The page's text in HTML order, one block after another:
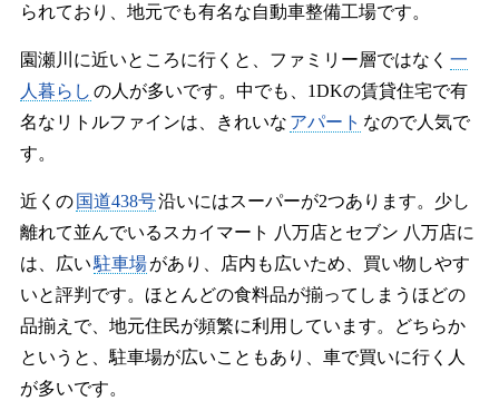
られており、地元でも有名な自動車整備工場です。
園瀬川に近いところに行くと、ファミリー層ではなく 一
人暮らし の人が多いです。中でも、1DKの賃貸住宅で有
名なリトルファインは、きれいな アパート なので人気で
す。
近くの 国道438号沿いにはスーパーが2つあります。少し
離れて並んでいるスカイマート 八万店とセブン 八万店に
は、広い駐車場があり、店内も広いため、買い物しやす
いと評判です。ほとんどの食料品が揃ってしまうほどの
品揃えで、地元住民が頻繁に利用しています。どちらか
というと、駐車場が広いこともあり、車で買いに行く人
が多いです。